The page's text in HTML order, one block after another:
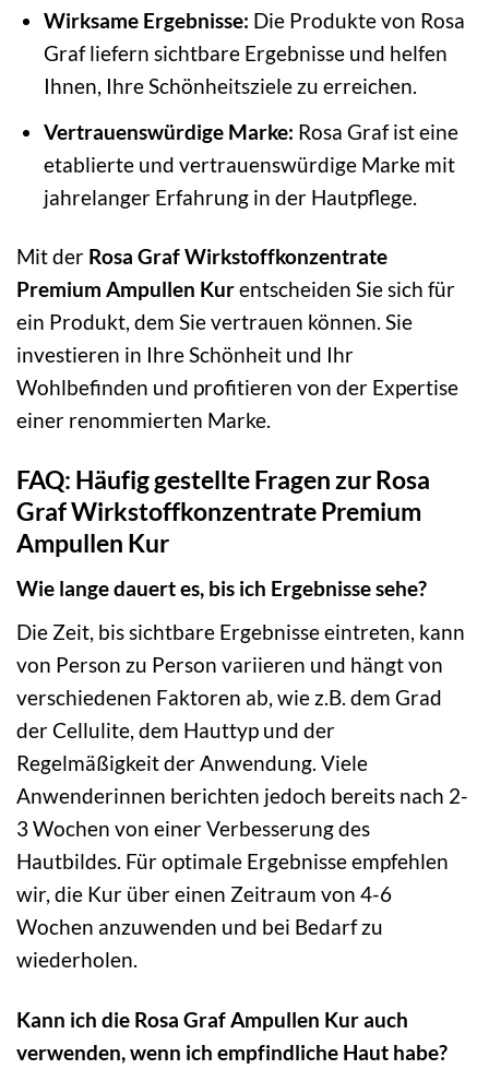
Wirksame Ergebnisse: Die Produkte von Rosa
Graf liefern sichtbare Ergebnisse und helfen
Ihnen, Ihre Schönheitsziele zu erreichen.
Vertrauenswürdige Marke: Rosa Graf ist eine
etablierte und vertrauenswürdige Marke mit
jahrelanger Erfahrung in der Hautpflege.
Mit der Rosa Graf Wirkstoffkonzentrate
Premium Ampullen Kurentscheiden Sie sich für
ein Produkt, dem Sie vertrauen können. Sie
investieren in Ihre Schönheit und Ihr
Wohlbefinden und profitieren von der Expertise
einer renommierten Marke.
FAQ: Häufig gestellte Fragen zur Rosa
Graf Wirkstoffkonzentrate Premium
Ampullen Kur
Wie lange dauert es, bis ich Ergebnisse sehe?
Die Zeit, bis sichtbare Ergebnisse eintreten, kann
von Person zu Person variieren und hängt von
verschiedenen Faktoren ab, wie z.B. dem Grad
der Cellulite, dem Hauttyp und der
Regelmäßigkeit der Anwendung. Viele
Anwenderinnen berichten jedoch bereits nach 2-
3 Wochen von einer Verbesserung des
Hautbildes. Für optimale Ergebnisse empfehlen
wir, die Kur über einen Zeitraum von 4-6
Wochen anzuwenden und bei Bedarf zu
wiederholen.
Kann ich die Rosa Graf Ampullen Kur auch
verwenden, wenn ich empfindliche Haut habe?